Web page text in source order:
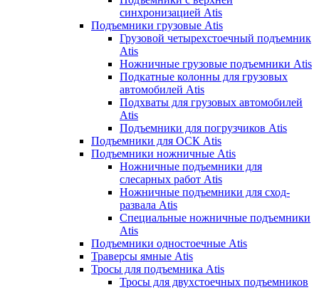
синхронизацией Atis
Подъемники грузовые Atis
Грузовой четырехстоечный подъемник
Atis
Ножничные грузовые подъемники Atis
Подкатные колонны для грузовых
автомобилей Atis
Подхваты для грузовых автомобилей
Atis
Подъемники для погрузчиков Atis
Подъемники для ОСК Atis
Подъемники ножничные Atis
Ножничные подъемники для
слесарных работ Atis
Ножничные подъемники для сход-
развала Atis
Специальные ножничные подъемники
Atis
Подъемники одностоечные Atis
Траверсы ямные Atis
Тросы для подъемника Atis
Тросы для двухстоечных подъемников